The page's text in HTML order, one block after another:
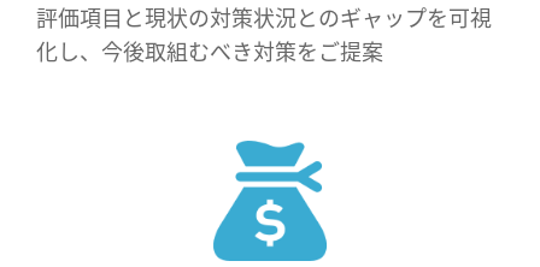
評価項目と現状の対策状況とのギャップを可視
化し、今後取組むべき対策をご提案